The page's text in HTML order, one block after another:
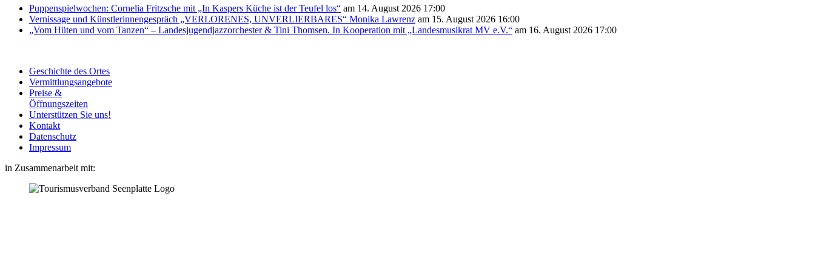
Puppenspielwochen: Cornelia Fritzsche mit „In Kaspers Küche ist der Teufel los“ am 14. August 2026 17:00
Vernissage und Künstlerinnengespräch „VERLORENES, UNVERLIERBARES“ Monika Lawrenz am 15. August 2026 16:00
„Vom Hüten und vom Tanzen“ – Landesjugendjazzorchester & Tini Thomsen. In Kooperation mit „Landesmusikrat MV e.V.“ am 16. August 2026 17:00
Geschichte des Ortes
Vermittlungsangebote
Preise &
Öffnungszeiten
Unterstützen Sie uns!
Kontakt
Datenschutz
Impressum
in Zusammenarbeit mit: